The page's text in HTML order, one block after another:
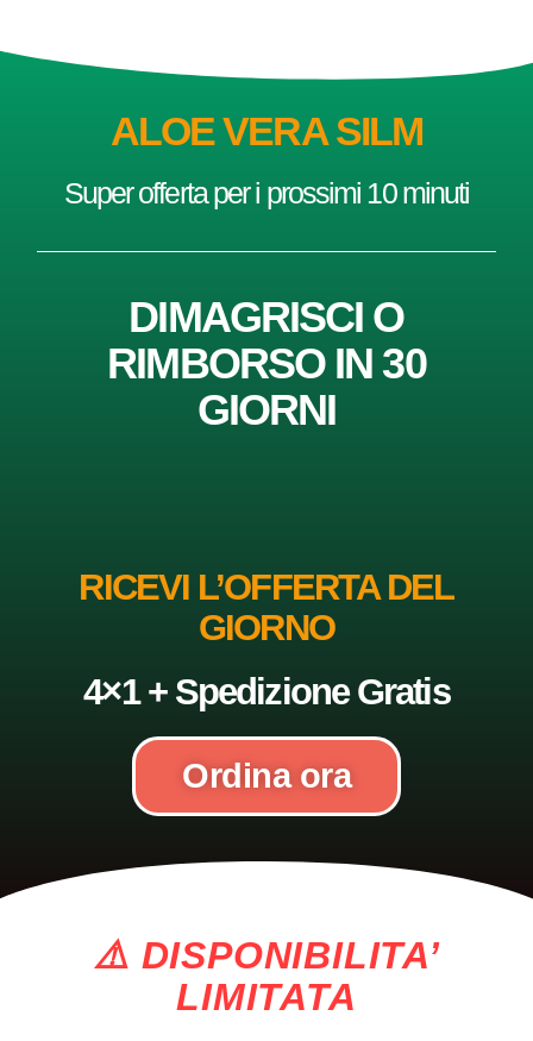
ALOE VERA SILM
Super offerta per i prossimi 10 minuti
DIMAGRISCI O
RIMBORSO IN 30
GIORNI
RICEVI L’OFFERTA DEL
GIORNO
4×1 + Spedizione Gratis
Ordina ora
⚠️ DISPONIBILITA’
LIMITATA